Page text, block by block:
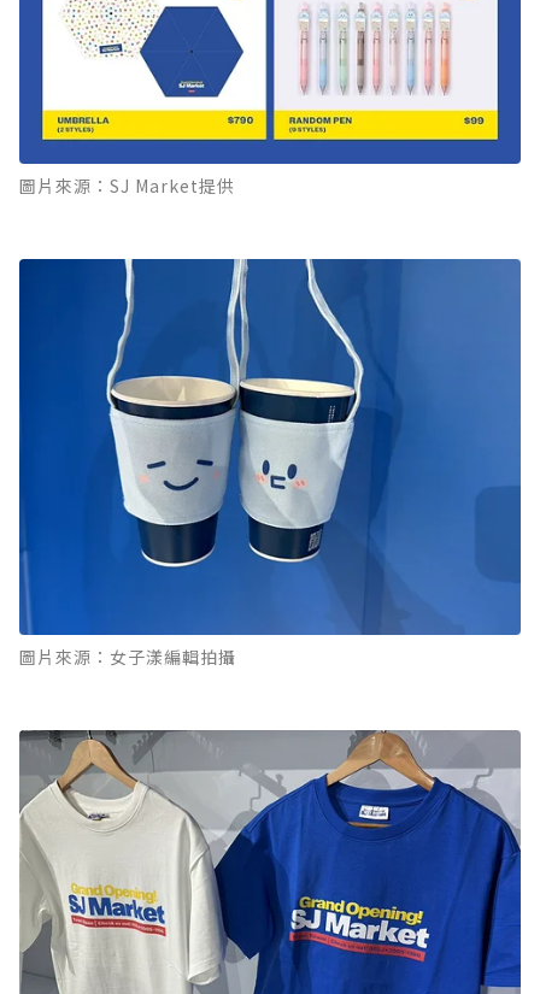
圖片來源：SJ Market提供
圖片來源：女子漾編輯拍攝